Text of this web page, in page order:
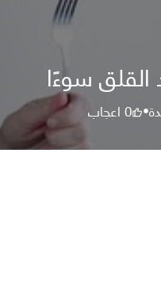
القلق سوءًا
•
0اعجاب